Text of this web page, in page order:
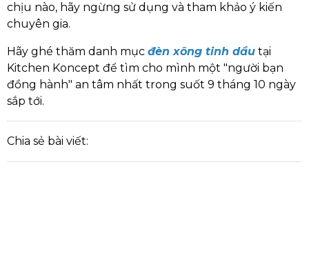
chịu nào, hãy ngừng sử dụng và tham khảo ý kiến
chuyên gia.
Hãy ghé thăm danh mục đèn xông tinh dầu tại
Kitchen Koncept để tìm cho mình một "người bạn
đồng hành" an tâm nhất trong suốt 9 tháng 10 ngày
sắp tới.
Chia sẻ bài viết: